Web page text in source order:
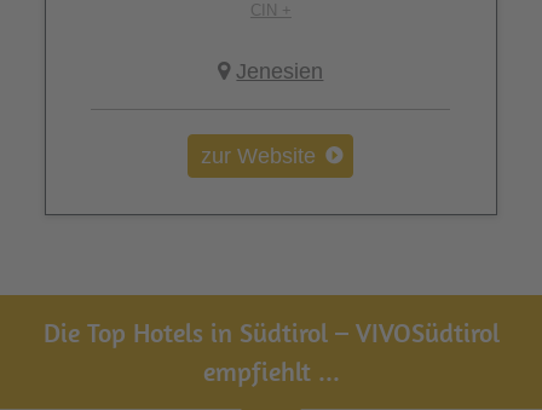
CIN +
Jenesien
zur Website
Die Top Hotels in Südtirol – VIVOSüdtirol
empfiehlt ...